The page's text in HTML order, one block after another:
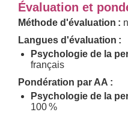
Évaluation et
Méthode d'évaluation :
Langues d'évaluation :
Psychologie de la
français
Pondération par AA :
Psychologie de la
100 %